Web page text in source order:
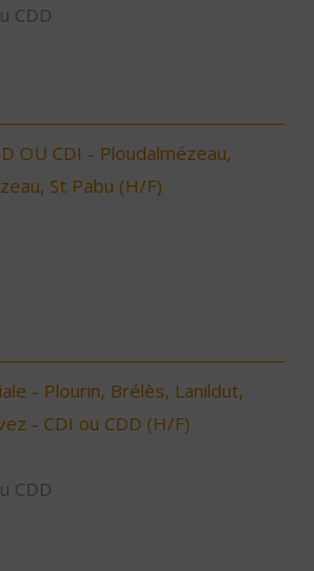
CDD
OU CDI - Ploudalmézeau,
St Pabu (H/F)
- Plourin, Brélès, Lanildut,
- CDI ou CDD (H/F)
CDD